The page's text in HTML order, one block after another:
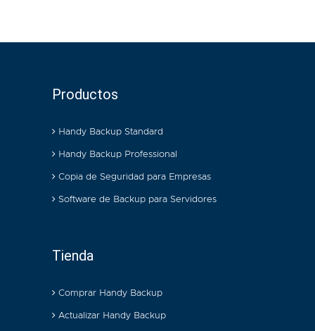
Productos
Handy Backup Standard
Handy Backup Professional
Copia de Seguridad para Empresas
Software de Backup para Servidores
Tienda
Comprar Handy Backup
Actualizar Handy Backup